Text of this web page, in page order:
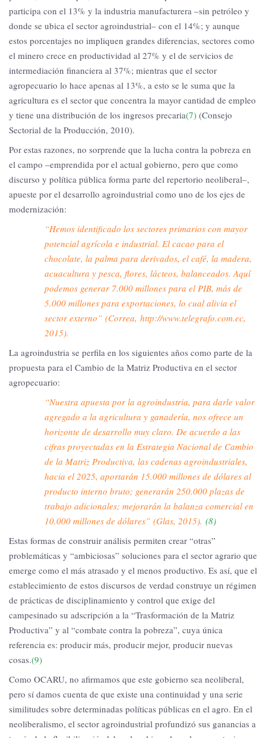
participa con el 13% y la industria manufacturera –sin petróleo y
donde se ubica el sector agroindustrial– con el 14%; y aunque
estos porcentajes no impliquen grandes diferencias, sectores como
el minero crece en productividad al 27% y el de servicios de
intermediación financiera al 37%; mientras que el sector
agropecuario lo hace apenas al 13%, a esto se le suma que la
agricultura es el sector que concentra la mayor cantidad de empleo
y tiene una distribución de los ingresos precaria(7) (Consejo
Sectorial de la Producción, 2010).
Por estas razones, no sorprende que la lucha contra la pobreza en
el campo –emprendida por el actual gobierno, pero que como
discurso y política pública forma parte del repertorio neoliberal–,
apueste por el desarrollo agroindustrial como uno de los ejes de
modernización:
“Hemos identificado los sectores primarios con mayor
potencial agrícola e industrial. El cacao para el
chocolate, la palma para derivados, el café, la madera,
acuacultura y pesca, flores, lácteos, balanceados. Aquí
podemos generar 7.000 millones para el PIB, más de
5.000 millones para exportaciones, lo cual alivia el
sector externo” (Correa, http://www.telegrafo.com.ec,
2015).
La agroindustria se perfila en los siguientes años como parte de la
propuesta para el Cambio de la Matriz Productiva en el sector
agropecuario:
“Nuestra apuesta por la agroindustria, para darle valor
agregado a la agricultura y ganadería, nos ofrece un
horizonte de desarrollo muy claro. De acuerdo a las
cifras proyectadas en la Estrategia Nacional de Cambio
de la Matriz Productiva, las cadenas agroindustriales,
hacia el 2025, aportarán 15.000 millones de dólares al
producto interno bruto; generarán 250.000 plazas de
trabajo adicionales; mejorarán la balanza comercial en
10.000 millones de dólares” (Glas, 2015). (8)
Estas formas de construir análisis permiten crear “otras”
problemáticas y “ambiciosas” soluciones para el sector agrario que
emerge como el más atrasado y el menos productivo. Es así, que el
establecimiento de estos discursos de verdad construye un régimen
de prácticas de disciplinamiento y control que exige del
campesinado su adscripción a la “Trasformación de la Matriz
Productiva” y al “combate contra la pobreza”, cuya única
referencia es: producir más, producir mejor, producir nuevas
cosas.(9)
Como OCARU, no afirmamos que este gobierno sea neoliberal,
pero sí damos cuenta de que existe una continuidad y una serie
similitudes sobre determinadas políticas públicas en el agro. En el
neoliberalismo, el sector agroindustrial profundizó sus ganancias a